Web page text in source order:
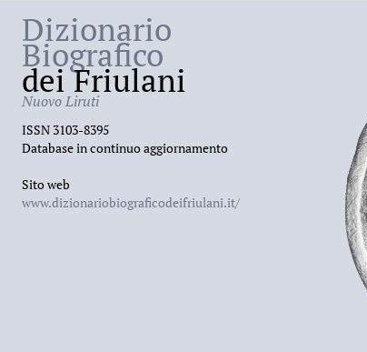
Dizionario
Biografico
dei Friulani
Nuovo Liruti
ISSN 3103-8395
Database in continuo aggiornamento
Sito web
www.dizionariobiograficodeifriulani.it/